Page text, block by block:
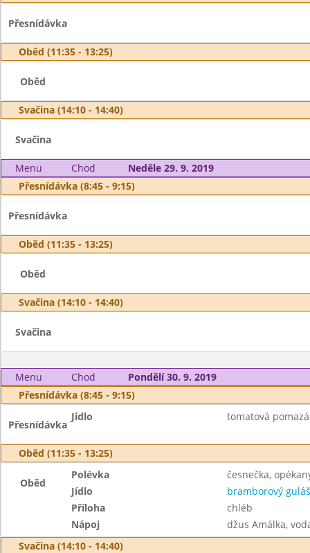
Přesnídávka
Oběd (11:35 - 13:25)
Oběd
Svačina (14:10 - 14:40)
Svačina
Menu Chod
Neděle 29. 9. 2019
Přesnídávka (8:45 - 9:15)
Přesnídávka
Oběd (11:35 - 13:25)
Oběd
Svačina (14:10 - 14:40)
Svačina
Menu Chod
Pondělí 30. 9. 2019
Přesnídávka (8:45 - 9:15)
Přesnídávka
Jídlo tomatová
Oběd (11:35 - 13:25)
Oběd
Polévka
česnečka,
Jídlo
bramborový guláš
Příloha
chléb
Nápoj
džus Amálka,
Svačina (14:10 - 14:40)